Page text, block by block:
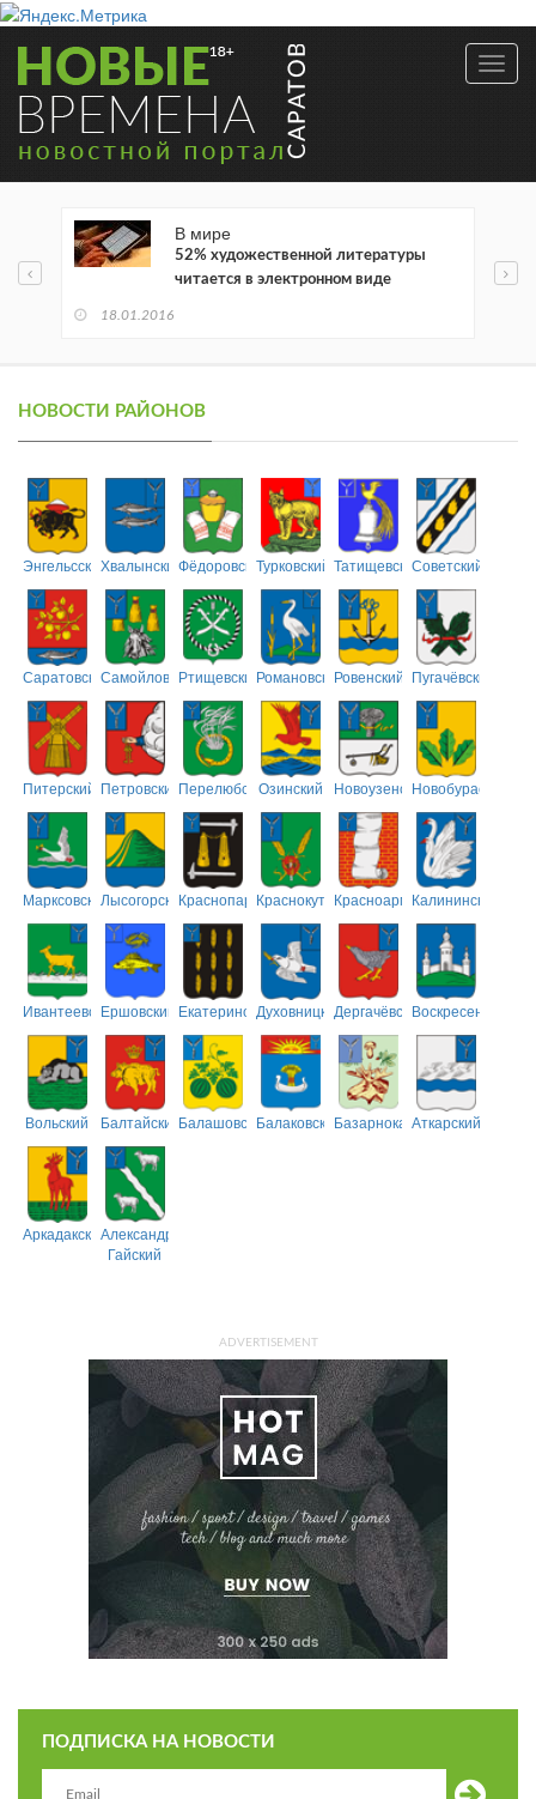
В мире
52% художественной литературы
читается в электронном виде
18.01.2016
НОВОСТИ РАЙОНОВ
ЭнгельсскийХвалынскийФёдоровскийТурковский ТатищевскийСоветский
СаратовскийСамойловскийРтищевскийРомановскийРовенский Пугачёвский
Питерский ПетровскийПерелюбскийОзинский НовоузенскийНовобурасский
МарксовскийЛысогорскийКраснопартизанский
КраснокутскийКрасноармейский
Калининский
ИвантеевскийЕршовский ЕкатериновскийДуховницкийДергачёвскийВоскресенский
Вольский БалтайскийБалашовскийБалаковскийБазарнокарабулакский
Аткарский
АркадакскийАлександрово-
Гайский
ADVERTISEMENT
ПОДПИСКА НА НОВОСТИ